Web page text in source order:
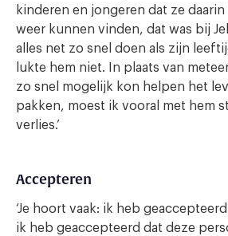
kinderen en jongeren dat ze
weer kunnen vinden, dat was bij
alles net zo snel doen als zijn
lukte hem niet. In plaats van
zo snel mogelijk kon helpen het
pakken, moest ik vooral met hem
verlies.’
Accepteren
‘Je hoort vaak: ik heb
ik heb geaccepteerd dat deze